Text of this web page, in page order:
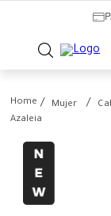
Mujer
Azaleia